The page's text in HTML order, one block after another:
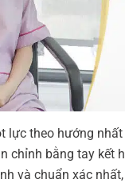
theo hướng
chỉnh bằng tay
và chuẩn xác